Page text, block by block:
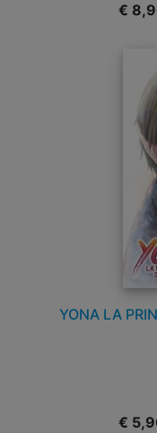
€
YONA LA
€